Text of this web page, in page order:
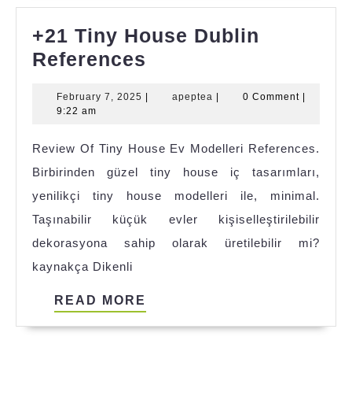
+21 Tiny House Dublin
References
House
References
February 7, 2025 Februaryapeptea apeptea0 Comment
9:22 am
Review Of Tiny House Ev Modelleri References.
Birbirinden güzel tiny house iç tasarımları,
yenilikçi tiny house modelleri ile, minimal.
Taşınabilir küçük evler kişiselleştirilebilir
dekorasyona sahip olarak üretilebilir mi?
kaynakça Dikenli
READ MORE